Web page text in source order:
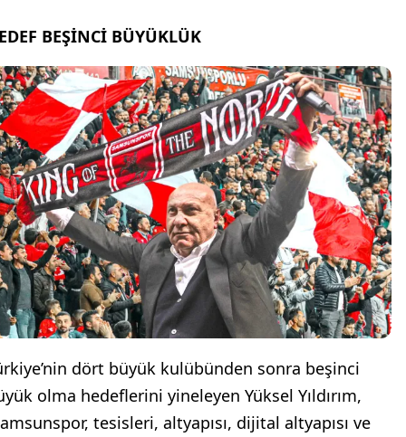
BEŞİNCİ BÜYÜKLÜK
dört büyük kulübünden sonra beşinci
olma hedeflerini yineleyen Yüksel Yıldırım,
tesisleri, altyapısı, dijital altyapısı ve